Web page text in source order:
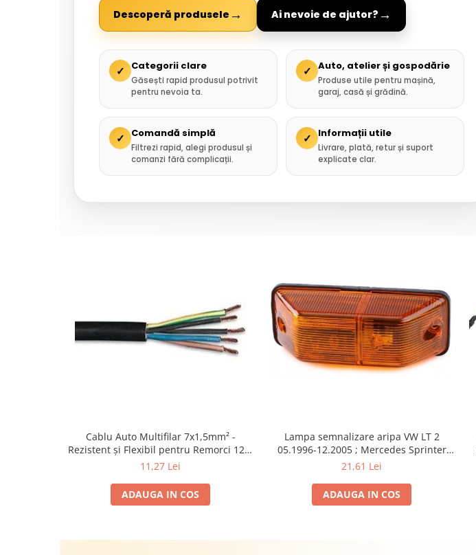
Descoperă produsele → Ai nevoie de ajutor? →
✓ Categorii clare
Găsești rapid produsul potrivit
pentru nevoia ta.
✓ Auto, atelier și gospodărie
Produse utile pentru mașină,
garaj, casă și grădină.
✓ Comandă simplă
Filtrezi rapid, alegi produsul și
comanzi fără complicații.
✓ Informații utile
Livrare, plată, retur și suport
explicate clar.
Cablu Auto Multifilar 7x1,5mm² -
Rezistent și Flexibil pentru Remorci 12V-
24V
11,27 Lei
ADAUGA IN COS
Lampa semnalizare aripa VW LT 2
05.1996-12.2005 ; Mercedes Sprinter
1995-2002, 512D-814 DA; Actros 1996-
Starliner,Centroliner, Cityliner;
21,61 Lei
ADAUGA IN COS